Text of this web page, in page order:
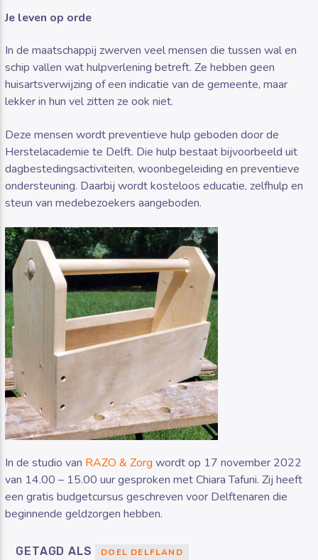
Luister RAZO online
Je leven op orde
In de maatschappij zwerven veel mensen die tussen wal en
schip vallen wat hulpverlening betreft. Ze hebben geen
huisartsverwijzing of een indicatie van de gemeente, maar
lekker in hun vel zitten ze ook niet.
Deze mensen wordt preventieve hulp geboden door de
Herstelacademie te Delft. Die hulp bestaat bijvoorbeeld uit
dagbestedingsactiviteiten, woonbegeleiding en preventieve
ondersteuning. Daarbij wordt kosteloos educatie, zelfhulp en
steun van medebezoekers aangeboden.
In de studio van RAZO & Zorg wordt op 17 november 2022
van 14.00 – 15.00 uur gesproken met Chiara Tafuni. Zij heeft
een gratis budgetcursus geschreven voor Delftenaren die
beginnende geldzorgen hebben.
GETAGD ALS
DOEL DELFLAND